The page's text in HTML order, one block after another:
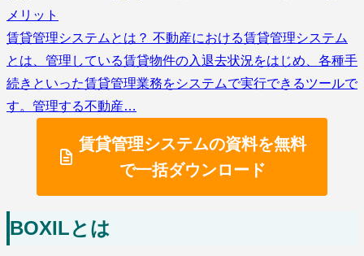
メリット
賃貸管理システムとは？ 不動産における賃貸管理システム
とは、管理している賃貸物件の入退去状況をはじめ、各種手
続きといった賃貸管理業務をシステムで実行できるツールで
す。管理する不動産…
賃貸管理システムの資料を無料
で一括ダウンロード
BOXILとは